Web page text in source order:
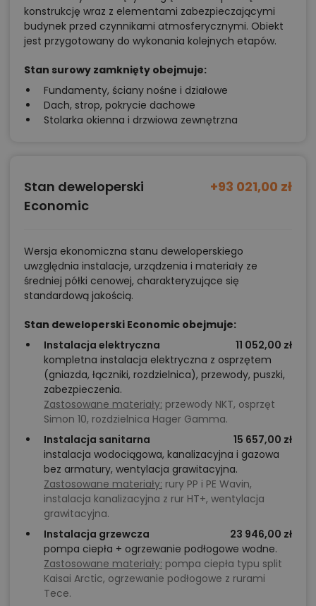
konstrukcję wraz z elementami zabezpieczającymi
budynek przed czynnikami atmosferycznymi. Obiekt
jest przygotowany do wykonania kolejnych etapów.
Stan surowy zamknięty obejmuje:
Fundamenty, ściany nośne i działowe
Dach, strop, pokrycie dachowe
Stolarka okienna i drzwiowa zewnętrzna
Stan deweloperski
Economic
+93 021,00 zł
Wersja ekonomiczna stanu deweloperskiego
uwzględnia instalacje, urządzenia i materiały ze
średniej półki cenowej, charakteryzujące się
standardową jakością.
Stan deweloperski Economic obejmuje:
Instalacja elektryczna
11 052,00 zł
kompletna instalacja elektryczna z osprzętem
(gniazda, łączniki, rozdzielnica), przewody, puszki,
zabezpieczenia.
Zastosowane materiały: przewody NKT, osprzęt
Simon 10, rozdzielnica Hager Gamma.
Instalacja sanitarna
15 657,00 zł
instalacja wodociągowa, kanalizacyjna i gazowa
bez armatury, wentylacja grawitacyjna.
Zastosowane materiały: rury PP i PE Wavin,
instalacja kanalizacyjna z rur HT+, wentylacja
grawitacyjna.
Instalacja grzewcza
23 946,00 zł
pompa ciepła + ogrzewanie podłogowe wodne.
Zastosowane materiały: pompa ciepła typu split
Kaisai Arctic, ogrzewanie podłogowe z rurami
Tece.